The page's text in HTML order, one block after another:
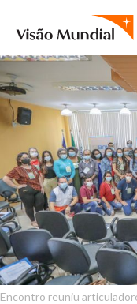
Encontro reuniu